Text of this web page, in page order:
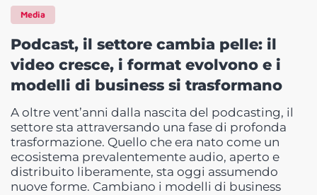
Media
Podcast, il settore cambia pelle: il
video cresce, i format evolvono e i
modelli di business si trasformano
A oltre vent’anni dalla nascita del podcasting, il
settore sta attraversando una fase di profonda
trasformazione. Quello che era nato come un
ecosistema prevalentemente audio, aperto e
distribuito liberamente, sta oggi assumendo
nuove forme. Cambiano i modelli di business